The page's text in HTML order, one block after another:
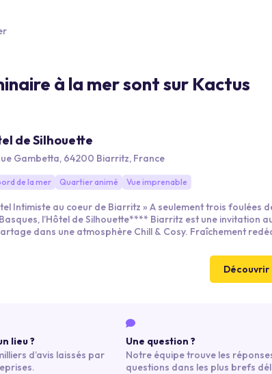
à la mer sont sur Kactus
de Silhouette
Gambetta, 64200 Biarritz, France
de la mer Quartier animé Vue imprenable
Intimiste au coeur de Biarritz » A seulement trois foulées
l’Hôtel de Silhouette**** Biarritz est une invitation
dans une atmosphère Chill & Cosy. Fraîchement
la porte du salon, un cocon chaleureux, aux couleurs
et peintures thème « Surf Evasion » by Lea Morichon.
Découvrir
lieu ?
d’avis laissés par
Une question ?
Notre équipe trouve les
questions dans les plus brefs